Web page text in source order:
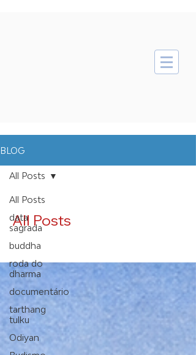
BLOG
All Posts
data
sagrada
buddha
roda do
dharma
documentário
tarthang
tulku
Odiyan
All Posts
All Posts